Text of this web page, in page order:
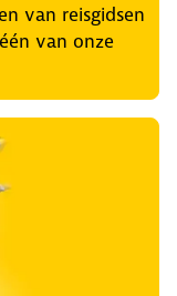
van reisgidsen
van onze